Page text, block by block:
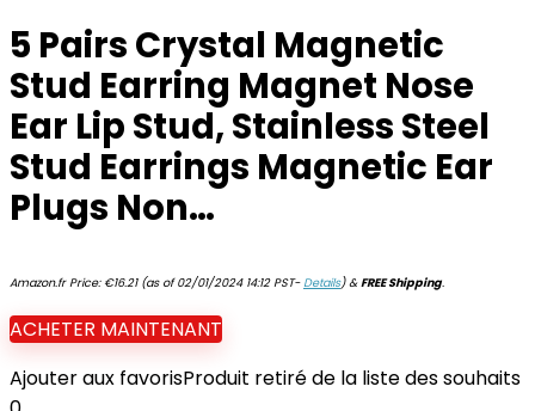
5 Pairs Crystal Magnetic
Stud Earring Magnet Nose
Ear Lip Stud, Stainless Steel
Stud Earrings Magnetic Ear
Plugs Non…
Amazon.fr Price: €16.21(as of 02/01/2024 14:12 PST-Details)&FREE Shipping.
ACHETER MAINTENANT
Ajouter aux favorisProduit retiré de la liste des souhaits